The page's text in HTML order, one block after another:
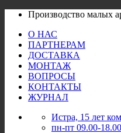
Skip
content
Производство малых
О НАС
ПАРТНЕРАМ
ДОСТАВКА
МОНТАЖ
ВОПРОСЫ
КОНТАКТЫ
ЖУРНАЛ
Истра, 15 лет
пн-пт 09.00-18.00